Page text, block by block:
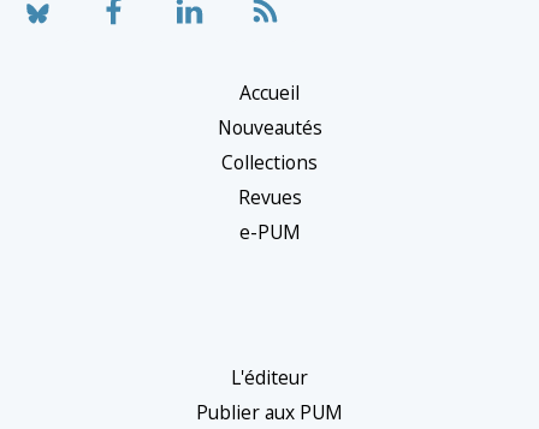
Accueil
Nouveautés
Collections
Revues
e-PUM
L'éditeur
Publier aux PUM